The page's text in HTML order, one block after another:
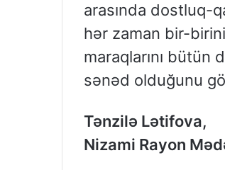
arasında dostluq-
hər zaman bir-
maraqlarını
sənəd olduğunu
Tənzilə Lətifova,
Nizami Rayon